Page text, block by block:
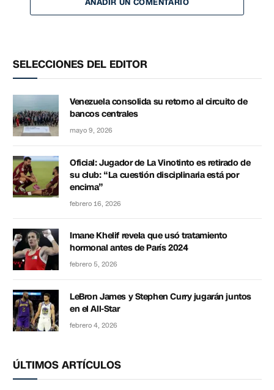
AÑADIR UN COMENTARIO
SELECCIONES DEL EDITOR
Venezuela consolida su retorno al circuito de
bancos centrales
mayo 9, 2026
Oficial: Jugador de La Vinotinto es retirado de
su club: “La cuestión disciplinaria está por
encima”
febrero 16, 2026
Imane Khelif revela que usó tratamiento
hormonal antes de París 2024
febrero 5, 2026
LeBron James y Stephen Curry jugarán juntos
en el All-Star
febrero 4, 2026
ÚLTIMOS ARTÍCULOS